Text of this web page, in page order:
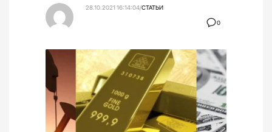
0
28.10.2021 16:14:04/СТАТЬИ